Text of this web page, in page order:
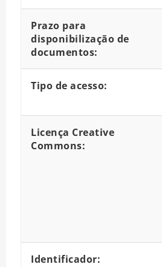
Prazo para
disponibilização de
documentos:
Tipo de acesso:
Licença Creative
Commons:
Identificador: